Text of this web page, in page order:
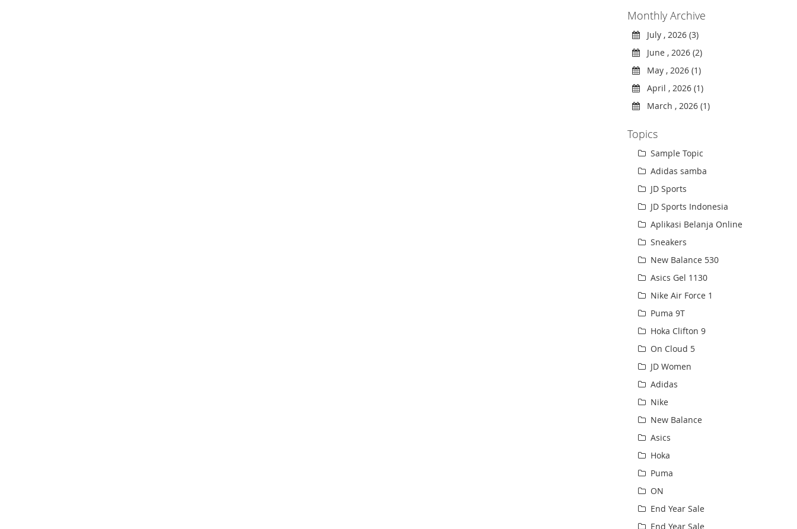
Monthly Archive
July , 2026 (3)
June , 2026 (2)
May , 2026 (1)
April , 2026 (1)
March , 2026 (1)
Topics
Sample Topic
Adidas samba
JD Sports
JD Sports Indonesia
Aplikasi Belanja Online
Sneakers
New Balance 530
Asics Gel 1130
Nike Air Force 1
Puma 9T
Hoka Clifton 9
On Cloud 5
JD Women
Adidas
Nike
New Balance
Asics
Hoka
Puma
ON
End Year Sale
End Year Sale